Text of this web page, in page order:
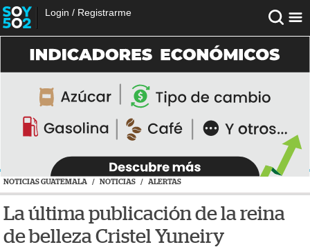
Login / Registrarme
NOTICIAS GUATEMALA / NOTICIAS / ALERTAS
La última publicación de la reina
de belleza Cristel Yuneiry